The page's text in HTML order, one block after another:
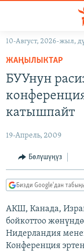
Навигацияга
өтүңүз
Издөөгө
салыңызКЫРГЫЗСТАН
МАДАНИЯТ
ДҮЙНӨ
УКРАИНА
ТВ ПРОГРАММАЛАР
БҮГҮН АЗАТТЫКТА
ДАНИСТЕ
АЗАТТЫК+
ПОДКАСТ
ОНЛАЙН ШЕРИНЕ
10-Август, 2026-жыл,
ЖАҢЫЛЫКТАР
БУУнун
катышпайт
19-Апрель, 2009
Бөлүшүңүз
Бизди Google'дан
АКШ, Канада,
бойкоттоо
Нидерландия
Конференция